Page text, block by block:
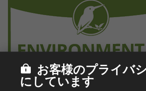
お客様のプライバ
にしています